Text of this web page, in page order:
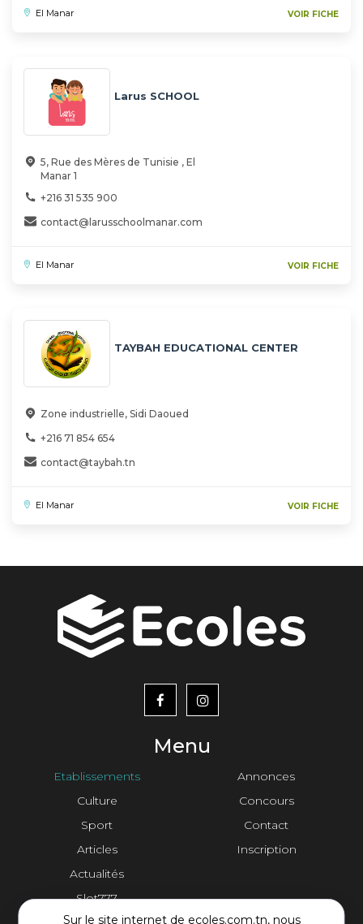
El Manar VOIR FICHE
Larus SCHOOL
5, Rue des Mères de Tunisie , El
Manar 1
+216 31 535 900
contact@larusschoolmanar.com
El Manar VOIR FICHE
TAYBAH EDUCATIONAL CENTER
Zone industrielle, Sidi Daoued
+216 71 854 654
contact@taybah.tn
El Manar VOIR FICHE
Sur le site internet de ecoles.com.tn, nous
Menu
Etablissements
Culture
Sport
Articles
Actualités
Slot777
menu
footer2
Annonces
Concours
Contact
Inscription